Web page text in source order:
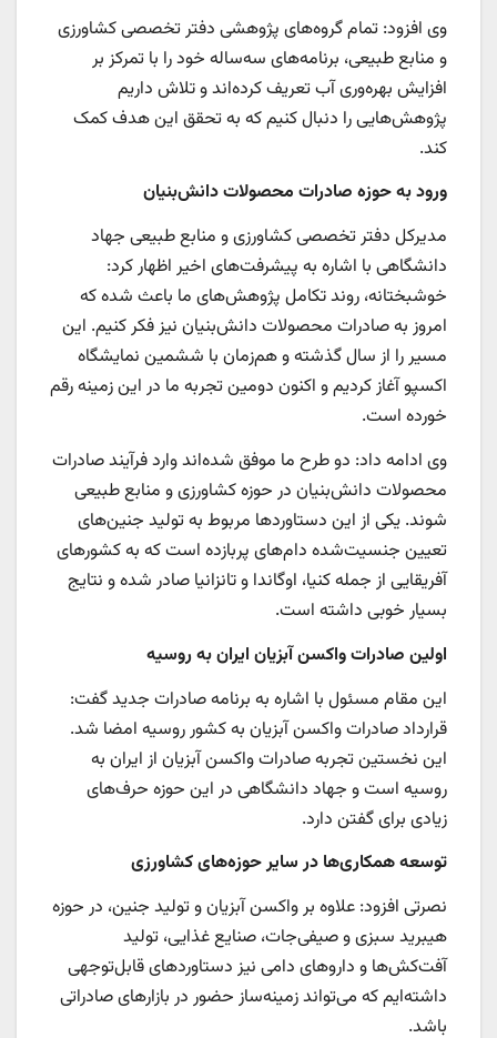
وی افزود: تمام گروه‌های پژوهشی دفتر تخصصی کشاورزی
و منابع طبیعی، برنامه‌های سه‌ساله خود را با تمرکز بر
افزایش بهره‌وری آب تعریف کرده‌اند و تلاش داریم
پژوهش‌هایی را دنبال کنیم که به تحقق این هدف کمک
کند.
ورود به حوزه صادرات محصولات دانش‌بنیان
مدیرکل دفتر تخصصی کشاورزی و منابع طبیعی جهاد
دانشگاهی با اشاره به پیشرفت‌های اخیر اظهار کرد:
خوشبختانه، روند تکامل پژوهش‌های ما باعث شده که
امروز به صادرات محصولات دانش‌بنیان نیز فکر کنیم. این
مسیر را از سال گذشته و هم‌زمان با ششمین نمایشگاه
اکسپو آغاز کردیم و اکنون دومین تجربه ما در این زمینه رقم
خورده است.
وی ادامه داد: دو طرح ما موفق شده‌اند وارد فرآیند صادرات
محصولات دانش‌بنیان در حوزه کشاورزی و منابع طبیعی
شوند. یکی از این دستاوردها مربوط به تولید جنین‌های
تعیین جنسیت‌شده دام‌های پربازده است که به کشورهای
آفریقایی از جمله کنیا، اوگاندا و تانزانیا صادر شده و نتایج
بسیار خوبی داشته است.
اولین صادرات واکسن آبزیان ایران به روسیه
این مقام مسئول با اشاره به برنامه صادرات جدید گفت:
قرارداد صادرات واکسن آبزیان به کشور روسیه امضا شد.
این نخستین تجربه صادرات واکسن آبزیان از ایران به
روسیه است و جهاد دانشگاهی در این حوزه حرف‌های
زیادی برای گفتن دارد.
توسعه همکاری‌ها در سایر حوزه‌های کشاورزی
نصرتی افزود: علاوه بر واکسن آبزیان و تولید جنین، در حوزه
هیبرید سبزی و صیفی‌جات، صنایع غذایی، تولید
آفت‌کش‌ها و داروهای دامی نیز دستاوردهای قابل‌توجهی
داشته‌ایم که می‌تواند زمینه‌ساز حضور در بازارهای صادراتی
باشد.